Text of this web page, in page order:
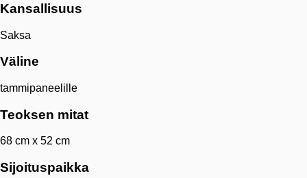
Kansallisuus
Saksa
Väline
tammipaneelille
Teoksen mitat
68 cm x 52 cm
Sijoituspaikka